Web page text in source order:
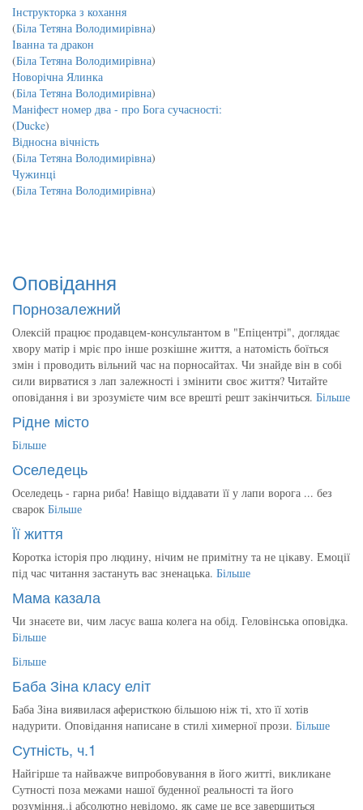
Інструкторка з кохання
(Біла Тетяна Володимирівна)
Іванна та дракон
(Біла Тетяна Володимирівна)
Новорічна Ялинка
(Біла Тетяна Володимирівна)
Маніфест номер два - про Бога сучасності:
(Ducke)
Відносна вічність
(Біла Тетяна Володимирівна)
Чужинці
(Біла Тетяна Володимирівна)
Оповідання
Порнозалежний
Олексій працює продавцем-консультантом в "Епіцентрі", доглядає
хвору матір і мріє про інше розкішне життя, а натомість боїться
змін і проводить вільний час на порносайтах. Чи знайде він в собі
сили вирватися з лап залежності і змінити своє життя? Читайте
оповідання і ви зрозумієте чим все врешті решт закінчиться. Більше
Рідне місто
Більше
Оселедець
Оселедець - гарна риба! Навіщо віддавати її у лапи ворога ... без
сварок Більше
Її життя
Коротка історія про людину, нічим не примітну та не цікаву. Емоції
під час читання застануть вас зненацька. Більше
Мама казала
Чи знаєете ви, чим ласує ваша колега на обід. Геловінська оповідка.
Більше
Більше
Баба Зіна класу еліт
Баба Зіна виявилася аферисткою більшою ніж ті, хто її хотів
надурити. Оповідання написане в стилі химерної прози. Більше
Сутність, ч.1
Найгірше та найважче випробовування в його житті, викликане
Сутності поза межами нашої буденної реальності та його
розуміння..і абсолютно невідомо, як саме це все завершиться